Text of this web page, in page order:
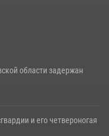
области задержан
и его четвероногая